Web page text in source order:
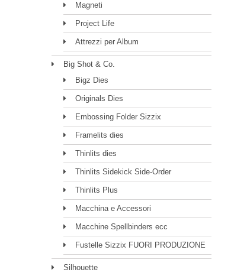
Magneti
Project Life
Attrezzi per Album
Big Shot & Co.
Bigz Dies
Originals Dies
Embossing Folder Sizzix
Framelits dies
Thinlits dies
Thinlits Sidekick Side-Order
Thinlits Plus
Macchina e Accessori
Macchine Spellbinders ecc
Fustelle Sizzix FUORI PRODUZIONE
Silhouette